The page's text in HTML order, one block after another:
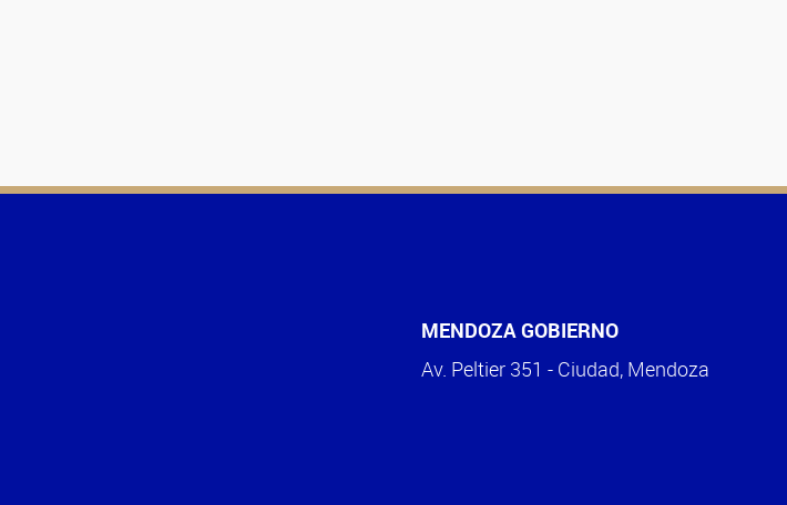
MENDOZA GOBIERNO
Av. Peltier 351 - Ciudad, Mendoza